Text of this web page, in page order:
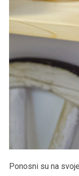
Ponosni su na